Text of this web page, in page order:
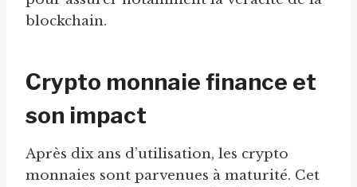
blockchain.
Crypto monnaie finance et
son impact
Après dix ans d’utilisation, les crypto
monnaies sont parvenues à maturité. Cet